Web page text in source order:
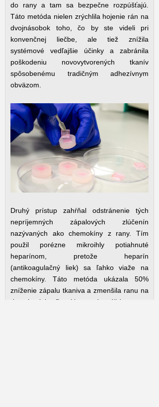
do rany a tam sa bezpečne rozpúšťajú.
Táto metóda nielen zrýchlila hojenie rán na
dvojnásobok toho, čo by ste videli pri
konvenčnej liečbe, ale tiež znížila
systémové vedľajšie účinky a zabránila
poškodeniu novovytvorených tkanív
spôsobenému tradičným adhezívnym
obväzom.
Druhý prístup zahŕňal odstránenie tých
nepríjemných zápalových zlúčenín
nazývaných ako chemokíny z rany. Tím
použil porézne mikroihly potiahnuté
heparínom, pretože heparín
(antikoagulačný liek) sa ľahko viaže na
chemokíny. Táto metóda ukázala 50%
zníženie zápalu tkaniva a zmenšila ranu na
desatinu jej veľkosti len za dva týždne.